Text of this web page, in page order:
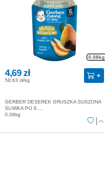
0.08kg
4,69 zł
58,63 zł/kg
GERBER DESEREK GRUSZKA SUSZONA
ŚLIWKA PO 6....
0.08kg